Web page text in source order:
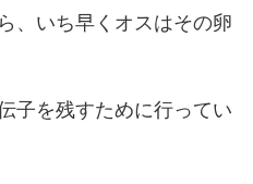
、いち早くオスはその卵
子を残すために行ってい